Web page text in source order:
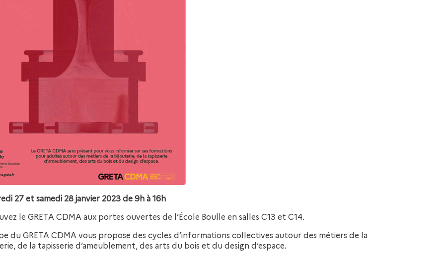
27 et samedi 28 janvier 2023 de 9h à 16h
le GRETA CDMA aux portes ouvertes de l’École Boulle en salles C13 et C14.
du GRETA CDMA vous propose des cycles d’informations collectives autour des métiers de la
de la tapisserie d’ameublement, des arts du bois et du design d’espace.